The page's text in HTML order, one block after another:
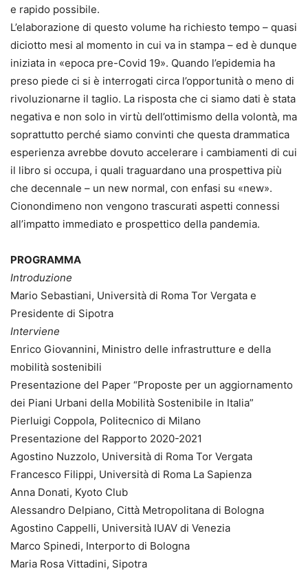
e rapido possibile.
L’elaborazione di questo volume ha richiesto tempo – quasi
diciotto mesi al momento in cui va in stampa – ed è dunque
iniziata in «epoca pre-Covid 19». Quando l’epidemia ha
preso piede ci si è interrogati circa l’opportunità o meno di
rivoluzionarne il taglio. La risposta che ci siamo dati è stata
negativa e non solo in virtù dell’ottimismo della volontà, ma
soprattutto perché siamo convinti che questa drammatica
esperienza avrebbe dovuto accelerare i cambiamenti di cui
il libro si occupa, i quali traguardano una prospettiva più
che decennale – un new normal, con enfasi su «new».
Cionondimeno non vengono trascurati aspetti connessi
all’impatto immediato e prospettico della pandemia.
PROGRAMMA
Introduzione
Mario Sebastiani, Università di Roma Tor Vergata e
Presidente di Sipotra
Interviene
Enrico Giovannini, Ministro delle infrastrutture e della
mobilità sostenibili
Presentazione del Paper “Proposte per un aggiornamento
dei Piani Urbani della Mobilità Sostenibile in Italia”
Pierluigi Coppola, Politecnico di Milano
Presentazione del Rapporto 2020-2021
Agostino Nuzzolo, Università di Roma Tor Vergata
Francesco Filippi, Università di Roma La Sapienza
Anna Donati, Kyoto Club
Alessandro Delpiano, Città Metropolitana di Bologna
Agostino Cappelli, Università IUAV di Venezia
Marco Spinedi, Interporto di Bologna
Maria Rosa Vittadini, Sipotra